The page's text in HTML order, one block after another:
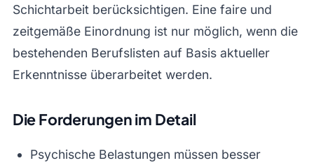
Schichtarbeit berücksichtigen. Eine faire und
zeitgemäße Einordnung ist nur möglich, wenn die
bestehenden Berufslisten auf Basis aktueller
Erkenntnisse überarbeitet werden.
Die Forderungen im Detail
Psychische Belastungen müssen besser